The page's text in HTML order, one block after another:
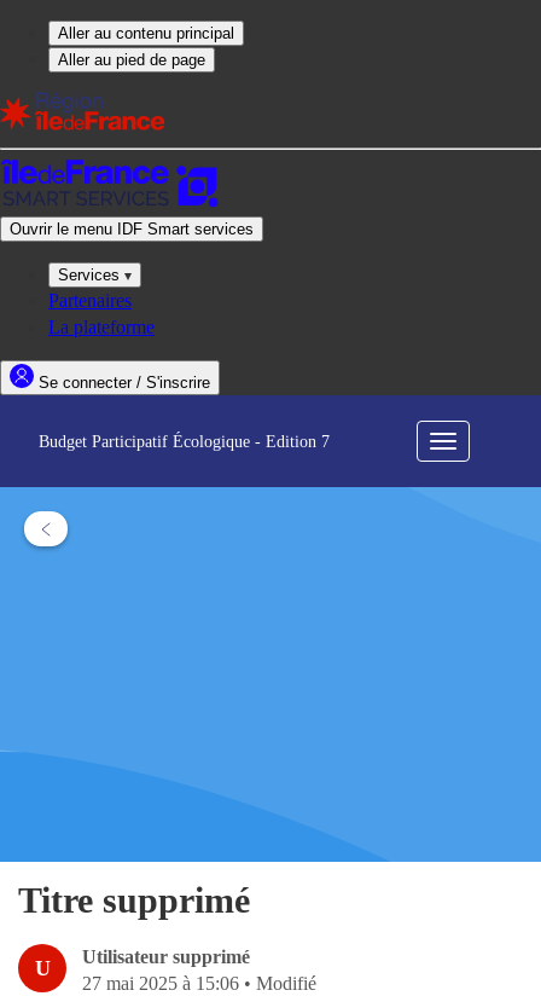
Budget Participatif Écologique - Edition 7
Menu
Titre supprimé
U
Utilisateur supprimé
27 mai 2025 à 15:06 • Modifié